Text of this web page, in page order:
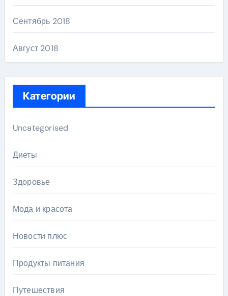
Сентябрь 2018
Август 2018
Категории
Uncategorised
Диеты
Здоровье
Мода и красота
Новости плюс
Продукты питания
Путешествия